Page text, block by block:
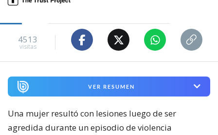
4513
visitas
VER RESUMEN
Una mujer resultó con lesiones luego de ser
agredida durante un episodio de violencia